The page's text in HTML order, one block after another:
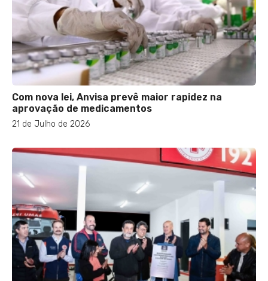
Com nova lei, Anvisa prevê maior rapidez na
aprovação de medicamentos
21 de Julho de 2026